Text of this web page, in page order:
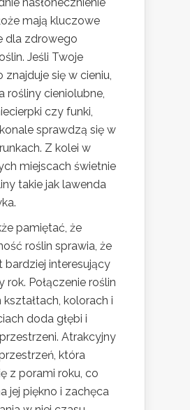
mają kluczowe
dla zdrowego
Jeśli Twoje
się w cieniu,
rośliny cieniolubne,
czy funki,
sprawdzą się w
Z kolei w
miejscach świetnie
takie jak lawenda
pamiętać, że
roślin sprawia, że
bardziej interesujący
rok. Połączenie roślin
kolorach i
doda głębi i
Atrakcyjny
która
z porami roku, co
jej piękno i zachęca